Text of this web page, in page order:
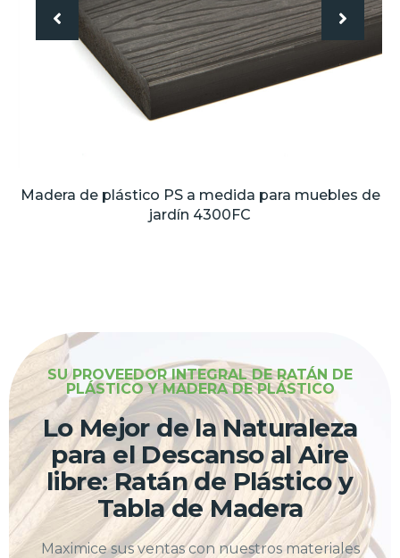
Madera de plástico PS a medida para muebles de
jardín 4300FC
SU PROVEEDOR INTEGRAL DE RATÁN DE
PLÁSTICO Y MADERA DE PLÁSTICO
Lo Mejor de la Naturaleza
para el Descanso al Aire
libre: Ratán de Plástico y
Tabla de Madera
Maximice sus ventas con nuestros materiales